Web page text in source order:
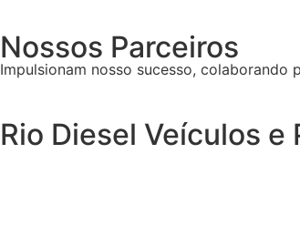
Nossos Parceiros
Impulsionam nosso sucesso, colaborando
Rio Diesel Veículos e